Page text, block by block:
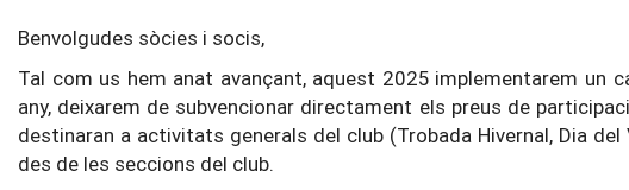
Benvolgudes sòcies i socis,
Tal com us hem anat avançant, aquest 2025 implementarem un
any, deixarem de subvencionar directament els preus de
destinaran a activitats generals del club (Trobada Hivernal, Dia
des de les seccions del club.